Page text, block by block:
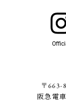
〒663-
阪急電